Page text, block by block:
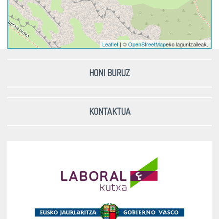
Leaflet | ©OpenStreetMapeko laguntzaileak.
HONI BURUZ
KONTAKTUA